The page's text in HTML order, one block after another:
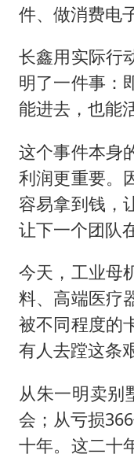
件、做消费电
长鑫用实际行
明了一件事：
能进去，也能
这个事件本身
利润更重要。
容易拿到钱，
让下一个团队
今天，工业母
料、高端医疗
被不同程度的
有人去蹚这条
从朱一明卖别
会；从亏损
十年。这二十